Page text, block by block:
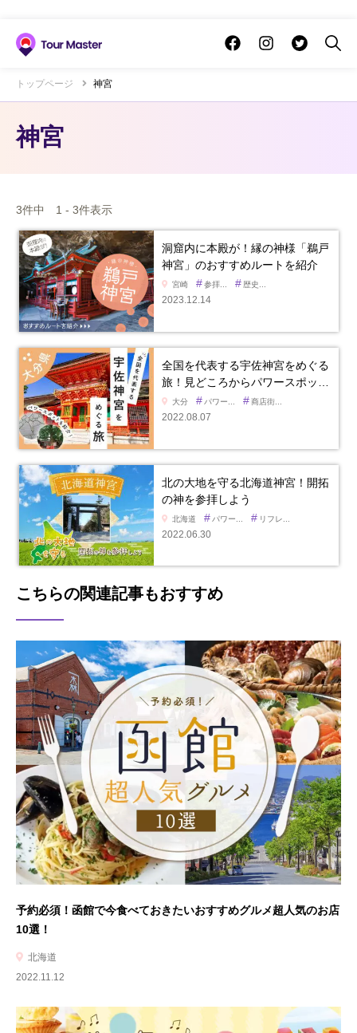
トップページ 神宮
神宮
3件中 1 - 3件表示
洞窟内に本殿が！縁の神様「鵜戸
神宮」のおすすめルートを紹介
宮崎 #参拝... # 歴史...
2023.12.14
全国を代表する宇佐神宮をめぐる
旅！見どころからパワースポッ…
大分 # パワー... #商店街...
2022.08.07
北の大地を守る北海道神宮！開拓
の神を参拝しよう
北海道 # パワー... # リフレ...
2022.06.30
こちらの関連記事もおすすめ
予約必須！函館で今食べておきたいおすすめグルメ超人気のお店
10選！
北海道
2022.11.12